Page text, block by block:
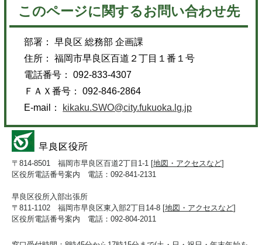
このページに関するお問い合わせ先
部署： 早良区 総務部 企画課
住所： 福岡市早良区百道２丁目１番１号
電話番号： 092-833-4307
ＦＡＸ番号： 092-846-2864
E-mail：
kikaku.SWO@city.fukuoka.lg.jp
〒814-8501 福岡市早良区百道2丁目1-1 [地図・アクセスなど]
区役所電話番号案内 電話：092-841-2131
早良区役所入部出張所
〒811-1102 福岡市早良区東入部2丁目14-8 [地図・アクセスなど]
区役所電話番号案内 電話：092-804-2011